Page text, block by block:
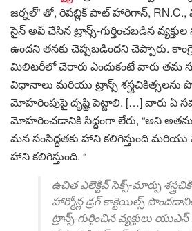
జర్నల్” తో, రిపబ్లిక్ పాట్ హారిగాన్,
సైన్ అప్ చేసిన ట్రాన్స్-గుర్తించబడిన వ్యక్తుల
ఉందని తనకు చెప్పబడిందని చెప్పారు.
మిలిటరీలో చేరారు ఎందుకంటే వారు తమ
విధానాలు మరియు ట్రాన్స్ శస్త్రచికిత్సలను
మోహరింపుపై దృష్టి పెట్టాలి. […] వారు
మోహరించడానికి సిద్ధంగా లేరు, “అని
మన సంసిద్ధతకు హాని కలిగిస్తుంది
హాని కలిగిస్తుంది. “
ఉచిత ఎలెక్టివ్ సెక్స్-మార్పు
హార్మోన్ల డ్రగ్ కాక్టెయిల్స్
ట్రాన్స్-గుర్తించిన వ్యక్తులు